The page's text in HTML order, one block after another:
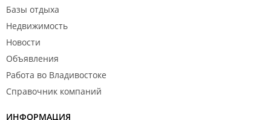
Базы отдыха
Недвижимость
Новости
Объявления
Работа во Владивостоке
Справочник компаний
ИНФОРМАЦИЯ